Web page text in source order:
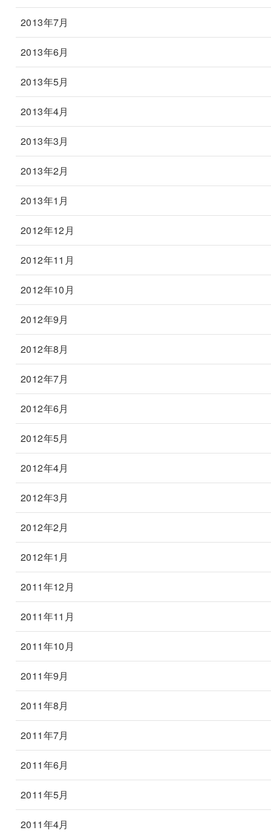
2013年7月
2013年6月
2013年5月
2013年4月
2013年3月
2013年2月
2013年1月
2012年12月
2012年11月
2012年10月
2012年9月
2012年8月
2012年7月
2012年6月
2012年5月
2012年4月
2012年3月
2012年2月
2012年1月
2011年12月
2011年11月
2011年10月
2011年9月
2011年8月
2011年7月
2011年6月
2011年5月
2011年4月